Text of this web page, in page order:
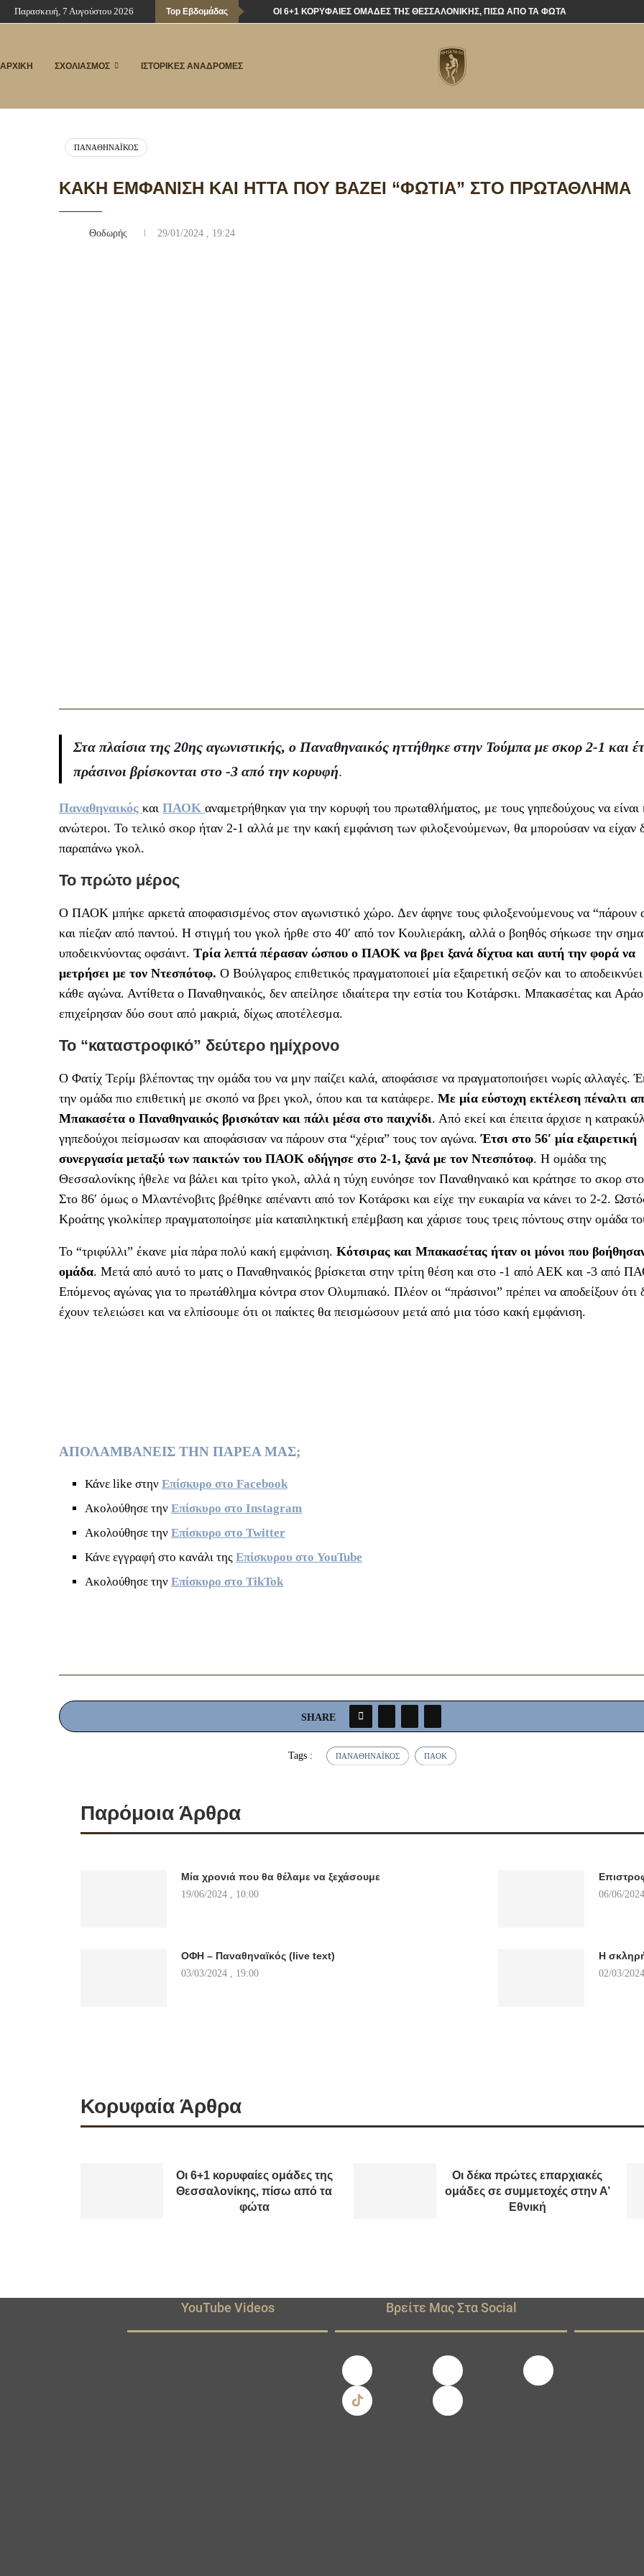
Παρασκευή, 7 Αυγούστου 2026 Top Εβδομάδας ΟΙ 6+1 ΚΟΡΥΦΑΊΕΣ ΟΜΆΔΕΣ ΤΗΣ ΘΕΣΣΑΛΟΝΊΚΗΣ, ΠΊΣΩ ΑΠΌ ΤΑ ΦΏΤΑ
ΑΡΧΙΚΗ ΣΧΟΛΙΑΣΜΟΣ ΙΣΤΟΡΙΚΕΣ ΑΝΑΔΡΟΜΕΣ
ΠΑΝΑΘΗΝΑΪΚΌΣ
ΚΑΚΉ ΕΜΦΆΝΙΣΗ ΚΑΙ ΉΤΤΑ ΠΟΥ ΒΆΖΕΙ “ΦΩΤΙΆ” ΣΤΟ ΠΡΩΤΆΘΛΗΜΑ
Θοδωρής 29/01/2024 , 19:24
Στα πλαίσια της 20ης αγωνιστικής, ο Παναθηναικός ηττήθηκε στην Τούμπα με σκορ 2-1 και
πράσινοι βρίσκονται στο -3 από την κορυφή.
Παναθηναικός και ΠΑΟΚ αναμετρήθηκαν για την κορυφή του πρωταθλήματος, με τους γηπεδούχους να είναι
ανώτεροι. Το τελικό σκορ ήταν 2-1 αλλά με την κακή εμφάνιση των φιλοξενούμενων, θα μπορούσαν να είχαν
παραπάνω γκολ.
Το πρώτο μέρος
Ο ΠΑΟΚ μπήκε αρκετά αποφασισμένος στον αγωνιστικό χώρο. Δεν άφηνε τους φιλοξενούμενους να “πάρουν
και πίεζαν από παντού. Η στιγμή του γκολ ήρθε στο 40′ από τον Κουλιεράκη, αλλά ο βοηθός σήκωσε την
υποδεικνύοντας οφσάιντ. Τρία λεπτά πέρασαν ώσπου ο ΠΑΟΚ να βρει ξανά δίχτυα και αυτή την φορά να
μετρήσει με τον Ντεσπότοφ. Ο Βούλγαρος επιθετικός πραγματοποιεί μία εξαιρετική σεζόν και το
κάθε αγώνα. Αντίθετα ο Παναθηναικός, δεν απείλησε ιδιαίτερα την εστία του Κοτάρσκι. Μπακασέτας και Αράο
επιχείρησαν δύο σουτ από μακριά, δίχως αποτέλεσμα.
Το “καταστροφικό” δεύτερο ημίχρονο
Ο Φατίχ Τερίμ βλέποντας την ομάδα του να μην παίζει καλά, αποφάσισε να πραγματοποιήσει νωρίς αλλαγές.
την ομάδα πιο επιθετική με σκοπό να βρει γκολ, όπου και τα κατάφερε. Με μία εύστοχη εκτέλεση πέναλτι
Μπακασέτα ο Παναθηναικός βρισκόταν και πάλι μέσα στο παιχνίδι. Από εκεί και έπειτα άρχισε η
γηπεδούχοι πείσμωσαν και αποφάσισαν να πάρουν στα “χέρια” τους τον αγώνα. Έτσι στο 56′ μία εξαιρετική
συνεργασία μεταξύ των παικτών του ΠΑΟΚ οδήγησε στο 2-1, ξανά με τον Ντεσπότοφ. Η ομάδα της
Θεσσαλονίκης ήθελε να βάλει και τρίτο γκολ, αλλά η τύχη ευνόησε τον Παναθηναικό και κράτησε το σκορ
Στο 86′ όμως ο Μλαντένοβιτς βρέθηκε απέναντι από τον Κοτάρσκι και είχε την ευκαιρία να κάνει το 2-2.
Κροάτης γκολκίπερ πραγματοποίησε μία καταπληκτική επέμβαση και χάρισε τους τρεις πόντους στην ομάδα
Το “τριφύλλι” έκανε μία πάρα πολύ κακή εμφάνιση. Κότσιρας και Μπακασέτας ήταν οι μόνοι που
ομάδα. Μετά από αυτό το ματς ο Παναθηναικός βρίσκεται στην τρίτη θέση και στο -1 από ΑΕΚ και -3 από
Επόμενος αγώνας για το πρωτάθλημα κόντρα στον Ολυμπιακό. Πλέον οι “πράσινοι” πρέπει να αποδείξουν ότι
έχουν τελειώσει και να ελπίσουμε ότι οι παίκτες θα πεισμώσουν μετά από μια τόσο κακή εμφάνιση.
ΑΠΟΛΑΜΒΑΝΕΙΣ ΤΗΝ ΠΑΡΕΑ ΜΑΣ;
Κάνε like στην Επίσκυρο στο Facebook
Ακολούθησε την Επίσκυρο στο Instagram
Ακολούθησε την Επίσκυρο στο Twitter
Κάνε εγγραφή στο κανάλι της Επίσκυρου στο YouTube
Ακολούθησε την Επίσκυρο στο TikTok
SHARE
Tags : ΠΑΝΑΘΗΝΑΪΚΌΣ ΠΑΟΚ
Παρόμοια Άρθρα
Μία χρονιά που θα θέλαμε να ξεχάσουμε
19/06/2024 , 10:00 06/06/
ΟΦΗ – Παναθηναϊκός (live text)
03/03/2024 , 19:00
Η
02/03/
Κορυφαία Άρθρα
Οι 6+1 κορυφαίες ομάδες της
Θεσσαλονίκης, πίσω από τα
φώτα
Οι δέκα πρώτες επαρχιακές
ομάδες σε συμμετοχές στην Α’
Εθνική
YouTube Videos Βρείτε Μας Στα Social